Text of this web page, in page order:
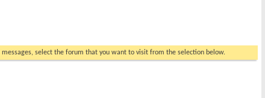
select the forum that you want to visit from the selection below.